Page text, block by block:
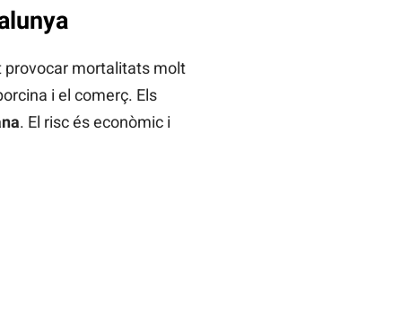
provocar mortalitats molt
i el comerç. Els
. El risc és econòmic i